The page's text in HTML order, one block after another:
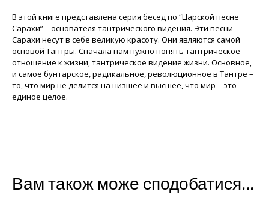
В этой книге представлена серия бесед по “Царской песне
Сарахи” – основателя тантрического видения. Эти песни
Сарахи несут в себе великую красоту. Они являются самой
основой Тантры. Сначала нам нужно понять тантрическое
отношение к жизни, тантрическое видение жизни. Основное,
и самое бунтарское, радикальное, революционное в Тантре –
то, что мир не делится на низшее и высшее, что мир – это
единое целое.
Вам також може сподобатися…